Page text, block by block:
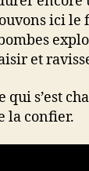
ici le
et
qui s’est
la confier.